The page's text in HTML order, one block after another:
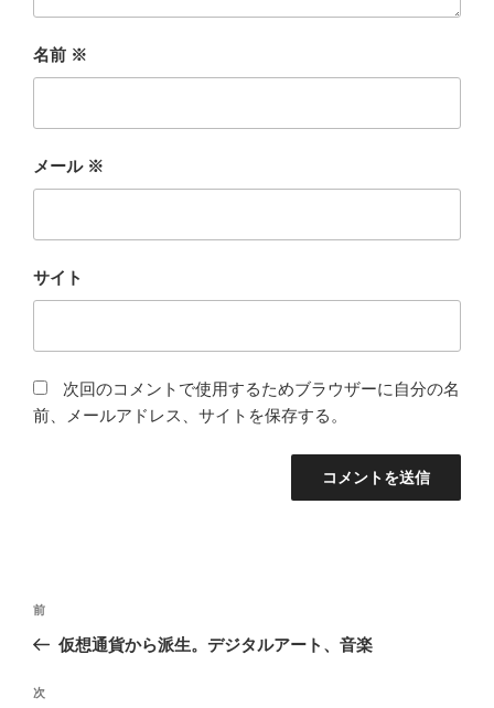
名前 ※
メール ※
サイト
次回のコメントで使用するためブラウザーに自分の名
前、メールアドレス、サイトを保存する。
投
ビ
前
の
稿
前
仮想通貨から派生。デジタルアート、音楽
次
次